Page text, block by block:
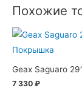
Похожие
Geax Saguaro
7 330 ₽